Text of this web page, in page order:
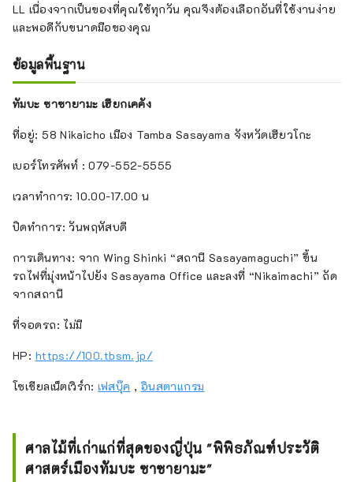
LL เนื่องจากเป็นของที่คุณใช้ทุกวัน คุณจึงต้องเลือกอันที่ใช้งานง่าย
และพอดีกับขนาดมือของคุณ
ข้อมูลพื้นฐาน
ทัมบะ ซาซายามะ เฮียกเคคัง
ที่อยู่: 58 Nikaicho เมือง Tamba Sasayama จังหวัดเฮียวโกะ
เบอร์โทรศัพท์ : 079-552-5555
เวลาทำการ: 10.00-17.00 น
ปิดทำการ: วันพฤหัสบดี
การเดินทาง: จาก Wing Shinki “สถานี Sasayamaguchi” ขึ้น
รถไฟที่มุ่งหน้าไปยัง Sasayama Office และลงที่ “Nikaimachi” ถัด
จากสถานี
ที่จอดรถ: ไม่มี
HP: https://100.tbsm.jp/
โซเชียลเน็ตเวิร์ก:เฟสบุ๊ค , อินสตาแกรม
ศาลไม้ที่เก่าแก่ที่สุดของญี่ปุ่น "พิพิธภัณฑ์ประวัติ
ศาสตร์เมืองทัมบะ ซาซายามะ"